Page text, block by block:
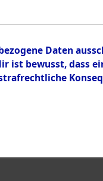
Daten
bewusst, dass